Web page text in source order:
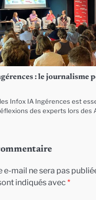
: le journalisme
Infox IA Ingérences est
des experts lors des
e-mail ne sera pas
indiqués avec*